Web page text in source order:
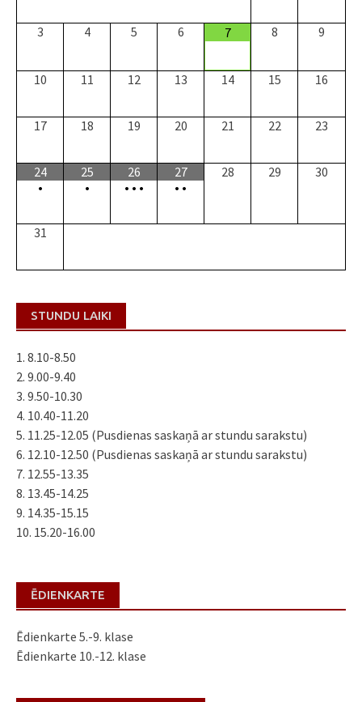
3 4 5 6 7 8 9
10 11 12 13 14 15 16
17 18 19 20 21 22 23
24
•
25
•
26
• • •
27
• •
28 29 30
31
STUNDU LAIKI
1. 8.10-8.50
2. 9.00-9.40
3. 9.50-10.30
4. 10.40-11.20
5. 11.25-12.05 (Pusdienas saskaņā ar stundu sarakstu)
6. 12.10-12.50 (Pusdienas saskaņā ar stundu sarakstu)
7. 12.55-13.35
8. 13.45-14.25
9. 14.35-15.15
10. 15.20-16.00
ĒDIENKARTE
Ēdienkarte 5.-9. klase
Ēdienkarte 10.-12. klase